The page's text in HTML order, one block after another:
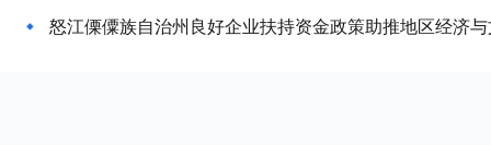
怒江傈僳族自治州良好企业扶持资金政策助推地区经济